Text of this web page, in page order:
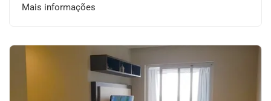
Mais informações